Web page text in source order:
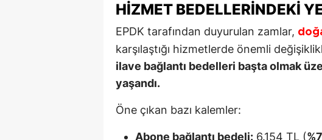
HIZMET BEDELLERINDEKI
EPDK tarafından duyurulan zamlar,
karşılaştığı hizmetlerde önemli
ilave bağlantı bedelleri başta olmak
yaşandı.
Öne çıkan bazı kalemler:
Abone bağlantı bedeli: 6.154 TL (